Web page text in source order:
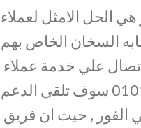
الحل الامثل لعملاء
السخان الخاص بهم
علي خدمة عملاء
سخانات تورنيدو 01017556655 سوف تلقي الدعم
الفور , حيث ان فريق